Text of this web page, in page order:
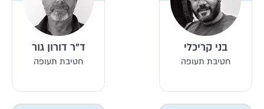
בני קריכלי
חטיבת תעופה
ד"ר דורון גור
חטיבת תעופה